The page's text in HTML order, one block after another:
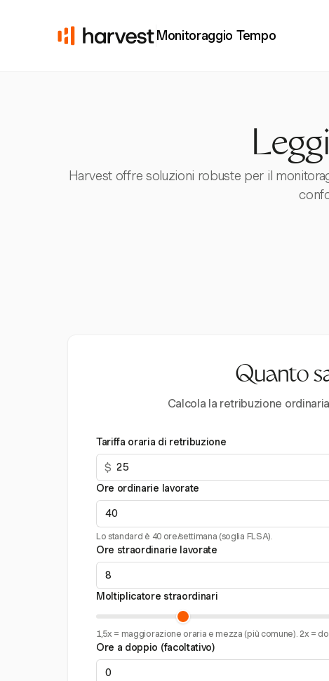
Monitoraggio Tempo
Harvest offre soluzioni robuste per il
Quanto
Calcola la retribuzione
Tariffa oraria di retribuzione
$
Ore ordinarie lavorate
Lo standard è 40 ore/settimana (soglia FLSA).
Ore straordinarie lavorate
Moltiplicatore straordinari
1,5x = maggiorazione oraria e mezza (più comune). 2x =
Ore a doppio (facoltativo)